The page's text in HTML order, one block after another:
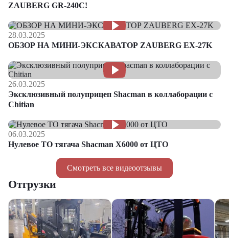
Смотреть все видеоотзывы
ZAUBERG GR-240C!
28.03.2025
ОБЗОР НА МИНИ-ЭКСКАВАТОР ZAUBERG EX-27K
26.03.2025
Эксклюзивный полуприцеп Shacman в коллаборации с
Chitian
06.03.2025
Нулевое ТО тягача Shacman Х6000 от ЦТО
Отгрузки